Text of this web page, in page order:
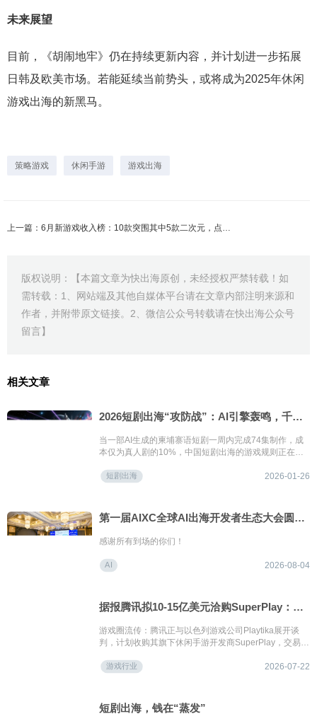
未来展望
目前，《胡闹地牢》仍在持续更新内容，并计划进一步拓展
日韩及欧美市场。若能延续当前势头，或将成为2025年休闲
游戏出海的新黑马。
策略游戏 休闲手游 游戏出海
上一篇：6月新游戏收入榜：10款突围其中5款二次元，点点心动巨人雷霆沐瞳在列
版权说明：【本篇文章为快出海原创，未经授权严禁转载！如
需转载：1、网站端及其他自媒体平台请在文章内部注明来源和
作者，并附带原文链接。2、微信公众号转载请在快出海公众号
留言】
相关文章
2026短剧出海“攻防战”：AI引擎轰鸣，千亿赛道谁主沉浮？
当一部AI生成的柬埔寨语短剧一周内完成74集制作，成
本仅为真人剧的10%，中国短剧出海的游戏规则正在被
短剧出海 2026-01-26
第一届AIXC全球AI出海开发者生态大会圆满落幕——共探AI出海“生存题”
感谢所有到场的你们！
AI 2026-08-04
据报腾讯拟10-15亿美元洽购SuperPlay：一家太赚钱而被“迫售”的明星工作室
游戏圈流传：腾讯正与以色列游戏公司Playtika展开谈
判，计划收购其旗下休闲手游开发商SuperPlay，交易估
游戏行业 2026-07-22
短剧出海，钱在“蒸发”